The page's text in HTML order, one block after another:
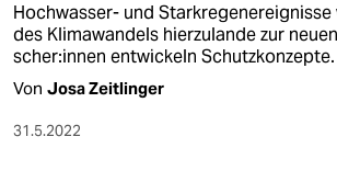
Hochwasser- und
des Klimawandels hierzulande zur
sche­r:in­nen entwickeln Schutzkonzepte.
Von Josa Zeitlinger
31.5.2022